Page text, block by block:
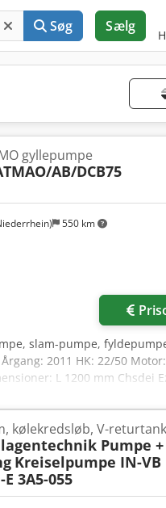
Søg Sælg
550 km
gyllepumpe
AB/DCB75
slam-pumpe,
2011 HK: 22/50
L 1200 mm Chsdei
og/eller syreholdige
kølekredsløb, V-returtank
Pumpe +
Kreiselpumpe IN-VB
E 3A5-055